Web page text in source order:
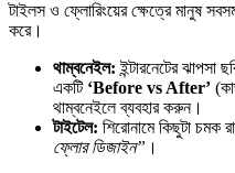
টাইলস ও ফ্লোরিংয়ের ক্ষেত্রে মানুষ
করে।
থাম্বনেইল: ইন্টারনেটের ঝাপসা
একটি ‘Before vs After’
থাম্বনেইলে ব্যবহার করুন।
টাইটেল: শিরোনামে কিছুটা চমক
ফ্লোর ডিজাইন” ।